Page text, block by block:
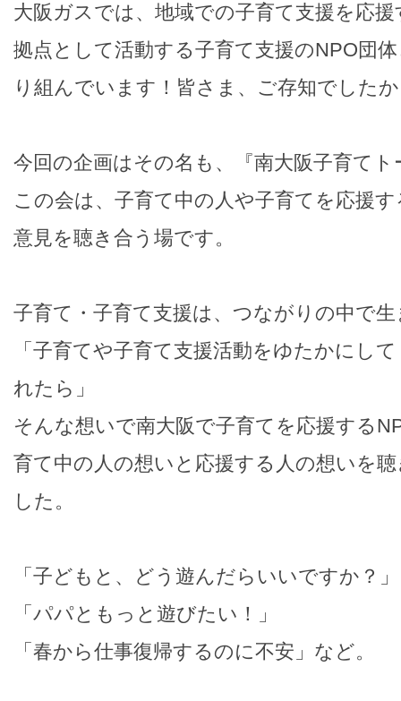
大阪ガスでは、地域での子育て支援を応
拠点として活動する子育て支援のNPO団
り組んでいます！皆さま、ご存知でした
今回の企画はその名も、『南大阪子育てト
この会は、子育て中の人や子育てを応援
意見を聴き合う場です。
子育て・子育て支援は、つながりの中で
「子育てや子育て支援活動をゆたかにし
れたら」
そんな想いで南大阪で子育てを応援する
育て中の人の想いと応援する人の想いを
した。
「子どもと、どう遊んだらいいですか？」
「パパともっと遊びたい！」
「春から仕事復帰するのに不安」など。